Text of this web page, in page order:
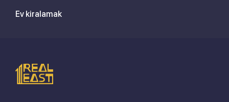
Ev kiralamak